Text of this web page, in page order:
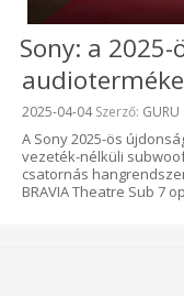
Sony: a 2025-
Beküldve:
2025-04-04Szerző: GURU
A Sony 2025-ös
vezeték-nélküli
csatornás
BRAVIA Theatre Sub 7